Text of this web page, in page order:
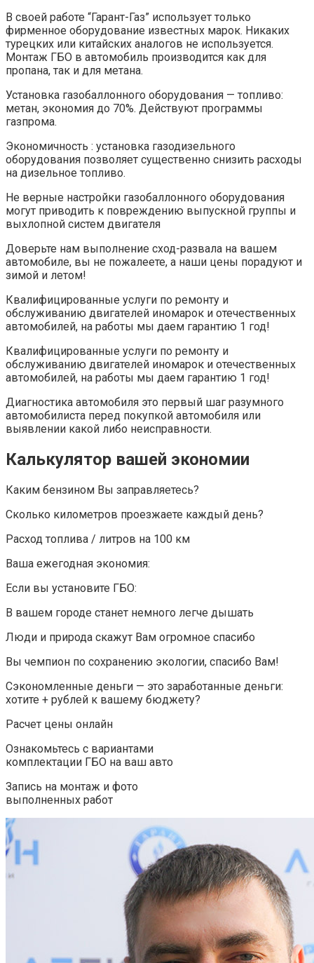
В своей работе “Гарант-Газ” использует только
фирменное оборудование известных марок. Никаких
турецких или китайских аналогов не используется.
Монтаж ГБО в автомобиль производится как для
пропана, так и для метана.
Установка газобаллонного оборудования — топливо:
метан, экономия до 70%. Действуют программы
газпрома.
Экономичность : установка газодизельного
оборудования позволяет существенно снизить расходы
на дизельное топливо.
Не верные настройки газобаллонного оборудования
могут приводить к повреждению выпускной группы и
выхлопной систем двигателя
Доверьте нам выполнение сход-развала на вашем
автомобиле, вы не пожалеете, а наши цены порадуют и
зимой и летом!
Квалифицированные услуги по ремонту и
обслуживанию двигателей иномарок и отечественных
автомобилей, на работы мы даем гарантию 1 год!
Квалифицированные услуги по ремонту и
обслуживанию двигателей иномарок и отечественных
автомобилей, на работы мы даем гарантию 1 год!
Диагностика автомобиля это первый шаг разумного
автомобилиста перед покупкой автомобиля или
выявлении какой либо неисправности.
Калькулятор вашей экономии
Каким бензином Вы заправляетесь?
Сколько километров проезжаете каждый день?
Расход топлива / литров на 100 км
Ваша ежегодная экономия:
Если вы установите ГБО:
В вашем городе станет немного легче дышать
Люди и природа скажут Вам огромное спасибо
Вы чемпион по сохранению экологии, спасибо Вам!
Сэкономленные деньги — это заработанные деньги:
хотите + рублей к вашему бюджету?
Расчет цены онлайн
Ознакомьтесь с вариантами
комплектации ГБО на ваш авто
Запись на монтаж и фото
выполненных работ